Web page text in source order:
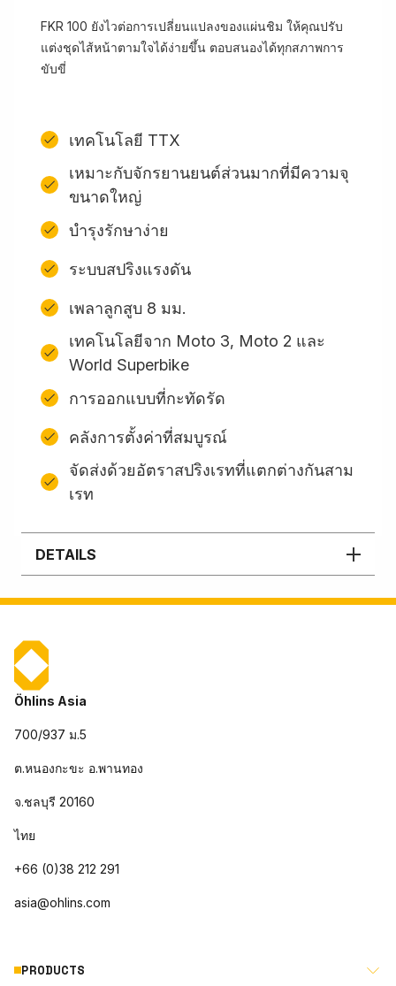
FKR 100 ยังไวต่อการเปลี่ยนแปลงของแผ่นชิม ให้คุณปรับ
แต่งชุดไส้หน้าตามใจได้ง่ายขึ้น ตอบสนองได้ทุกสภาพการ
ขับขี่
เทคโนโลยี TTX
เหมาะกับจักรยานยนต์ส่วนมากที่มีความจุ
ขนาดใหญ่
บำรุงรักษาง่าย
ระบบสปริงแรงดัน
เพลาลูกสูบ 8 มม.
เทคโนโลยีจาก Moto 3, Moto 2 และ
World Superbike
การออกแบบที่กะทัดรัด
คลังการตั้งค่าที่สมบูรณ์
จัดส่งด้วยอัตราสปริงเรทที่แตกต่างกันสาม
เรท
DETAILS
Öhlins Asia
700/937 ม.5
ต.หนองกะขะ อ.พานทอง
จ.ชลบุรี 20160
ไทย
+66 (0)38 212 291
asia@ohlins.com
PRODUCTS